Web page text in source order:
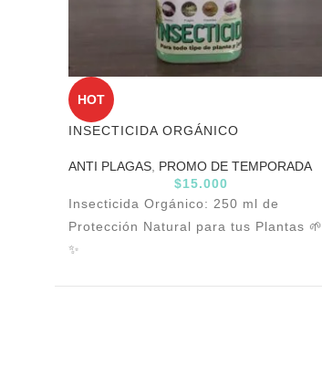
HOT
INSECTICIDA ORGÁNICO
ANTI PLAGAS PROMO DE TEMPORADA
$15.000
Insecticida Orgánico: 250 ml de
Protección Natural para tus Plantas 🌱
✨